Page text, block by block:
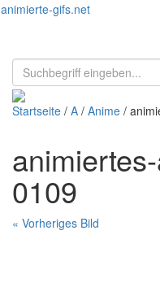
animierte-gifs.net
Startseite / A / Anime /
0109
« Vorheriges Bild